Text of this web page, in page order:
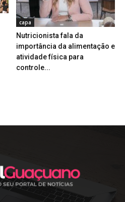
capa
Nutricionista fala da
importância da alimentação e
atividade física para
controle...